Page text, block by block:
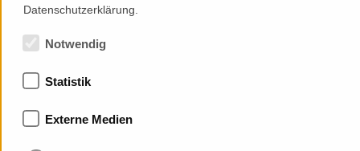
Mitgliedschaften
Datenschutzerklärung.
Notwendig
Statistik
Externe Medien